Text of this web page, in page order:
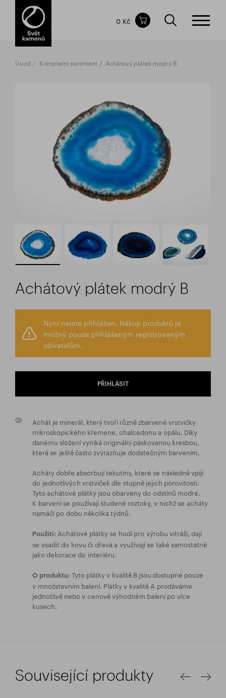
Obsah nákupního košíku
CELKOVÁ CENA
0 Kč
Úvod Kompletní sortiment Achátový plátek modrý B
Achátový plátek modrý B
Nyní nejste přihlášen. Nákup produktů je
možný pouze přihlášeným registrovaným
uživatelům.
PŘIHLÁSIT
Achát je minerál, který tvoří různě zbarvené vrstvičky
mikroskopického křemene, chalcedonu a opálu. Díky
danému složení vyniká originální páskovanou kresbou,
která se ještě často zvýrazňuje dodatečným barvením.
Acháty dobře absorbují tekutiny, které se následně vpíjí
do jednotlivých vrstviček dle stupně jejich pórovitosti.
Tyto achátové plátky jsou obarveny do odstínů modré.
K barvení se používají studené roztoky, v nichž se acháty
namáčí po dobu několika týdnů.
Použití: Achátové plátky se hodí pro výrobu vitráží, dají
se vsadit do kovu či dřeva a využívají se také samostatně
jako dekorace do interiéru.
O produktu: Tyto plátky v kvalitě B jsou dostupné pouze
v množstevním balení. Plátky v kvalitě A prodáváme
jednotlivě nebo v cenově výhodném balení po více
kusech.
Související produkty